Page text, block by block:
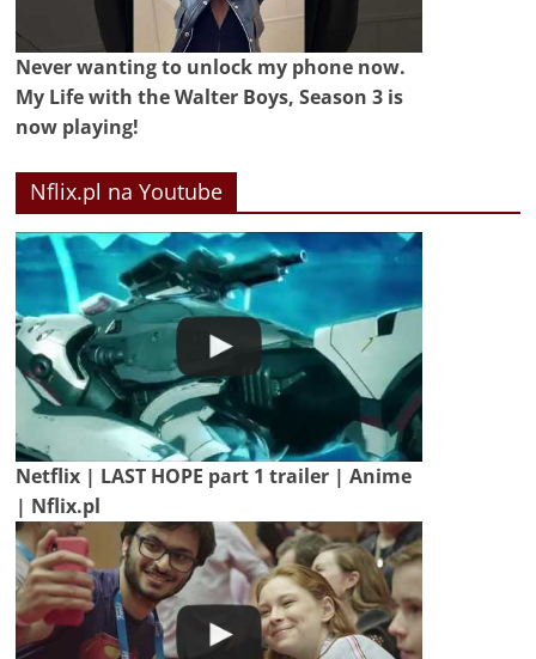
Never wanting to unlock my phone now.
My Life with the Walter Boys, Season 3 is
now playing!
Nflix.pl na Youtube
Netflix | LAST HOPE part 1 trailer | Anime
| Nflix.pl